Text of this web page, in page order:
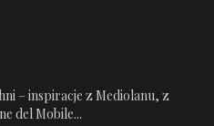
– inspiracje z Mediolanu, z
del Mobile...